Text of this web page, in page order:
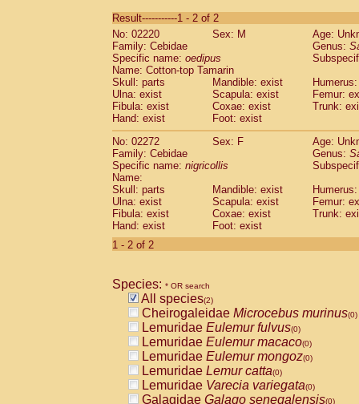
CebidaeSaguinus labiatus(0)
Cebidae Saguinus leucopus (0)
Cebidae
CebidaeSaguinus mystax
Cebidae Saguinus nigricollis (1)
Cebidae Saguinus oedipus
Cebidae Saguinus weddelli
Cebidae Saguinusspp.
Cebidae Aotus trivirgatus
Cebidae
CebidaeCebus apella
Cebidae
Cebidae Cebus nigrivittatus
Cebidae Cebusspp.(0)
Cebidae Saimiri boliviensis
CebidaeSaimiri sciureus(0)
AtelidaeAlouatta caraya(0)
Atelidae Alouatta seniculus
AtelidaeAlouatta
AtelidaeAteles belzebuth(0)
AtelidaeAteles geoffroyi(0)
AtelidaeAteles paniscus(0)
AtelidaeAtelesspp. (0)
AtelidaeLagothrix lagothricha
AtelidaeLagothrix lagothricha cana
PitheciidaeCacajao calvus
Result-----------1 - 2 of 2
No: 02220
Sex: M
Age:
Family: Cebidae
Genus:
Specific name: oedipus
Name: Cotton-top Tamarin
Skull: parts
Mandible: exist
Ulna: exist
Scapula: exist
Femur:
Fibula: exist
Coxae: exist
Trunk:
Hand: exist
Foot: exist
No: 02272
Sex: F
Age:
Family: Cebidae
Genus:
Specific name: nigricollis
Name:
Skull: parts
Mandible: exist
Ulna: exist
Scapula: exist
Femur:
Fibula: exist
Coxae: exist
Trunk:
Hand: exist
Foot: exist
1 - 2 of 2
Species: * OR search
All species(2)
Cheirogaleidae Microcebus murinus(0)
Lemuridae Eulemur fulvus(0)
Lemuridae Eulemur macaco(0)
Lemuridae Eulemur mongoz(0)
Lemuridae Lemur catta(0)
Lemuridae Varecia variegata(0)
Galagidae Galago senegalensis(0)